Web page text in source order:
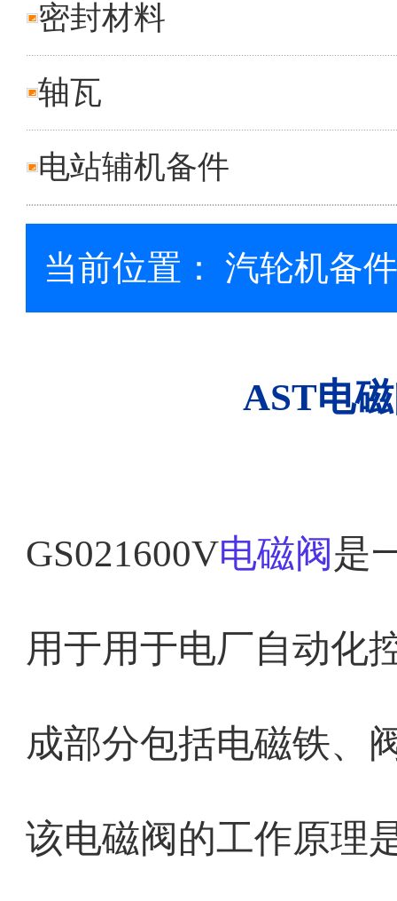
密封材料
轴瓦
电站辅机备件
当前位置：汽轮机备
AST电
GS021600V电磁阀是
用于用于电厂自动化
成部分包括电磁铁、
该电磁阀的工作原理